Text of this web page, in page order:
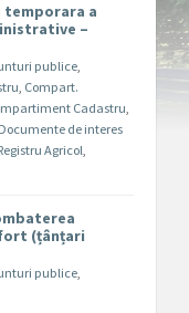
temporara a
–
publice,
, Compart.
Cadastru,
Documente de interes
Agricol,
(țânțari
publice,